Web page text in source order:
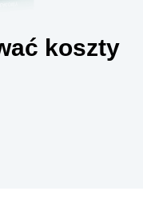
koszty